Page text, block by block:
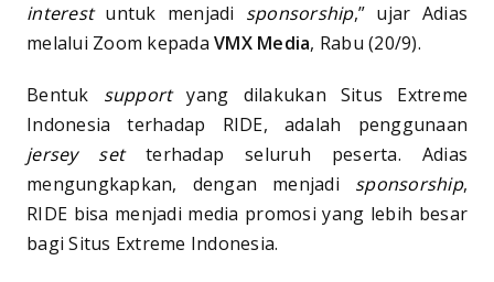
interestuntuk menjadi sponsorship,” ujar Adias
melalui Zoom kepada VMX Media, Rabu (20/9).
Bentuk supportyang dilakukan Situs Extreme
Indonesia terhadap RIDE, adalah penggunaan
jersey setterhadap seluruh peserta. Adias
mengungkapkan, dengan menjadi sponsorship,
RIDE bisa menjadi media promosi yang lebih besar
bagi Situs Extreme Indonesia.